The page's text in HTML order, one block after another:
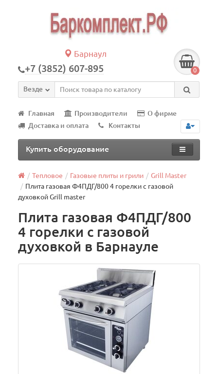
Барнаул
+7 (3852) 607-895 0
Везде
Главная Производители
О фирме
Доставка и оплата
Контакты
Купить оборудование
Тепловое Газовые плиты и грили
Grill Master
Плита газовая Ф4ПДГ/800 4 горелки с газовой
духовкой Grill master
Плита газовая Ф4ПДГ/800
4 горелки с газовой
духовкой в Барнауле